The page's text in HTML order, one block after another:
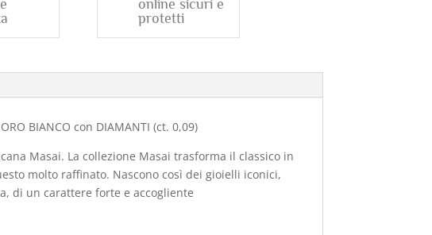
online sicuri e
protetti
BIANCO con DIAMANTI (ct. 0,09)
Masai. La collezione Masai trasforma il classico in
molto raffinato. Nascono così dei gioielli iconici,
di un carattere forte e accogliente